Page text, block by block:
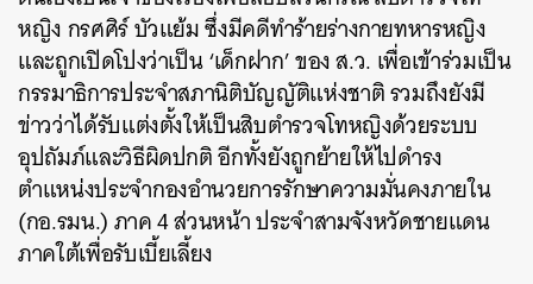
หญิง กรศศิร์ บัวแย้ม ซึ่งมีคดีทำร้ายร่างกายทหารหญิง
และถูกเปิดโปงว่าเป็น ‘เด็กฝาก’ ของ ส.ว. เพื่อเข้าร่วมเป็น
กรรมาธิการประจำสภานิติบัญญัติแห่งชาติ รวมถึงยังมี
ข่าวว่าได้รับแต่งตั้งให้เป็นสิบตำรวจโทหญิงด้วยระบบ
อุปถัมภ์และวิธีผิดปกติ อีกทั้งยังถูกย้ายให้ไปดำรง
ตำแหน่งประจำกองอำนวยการรักษาความมั่นคงภายใน
(กอ.รมน.) ภาค 4 ส่วนหน้า ประจำสามจังหวัดชายแดน
ภาคใต้เพื่อรับเบี้ยเลี้ยง